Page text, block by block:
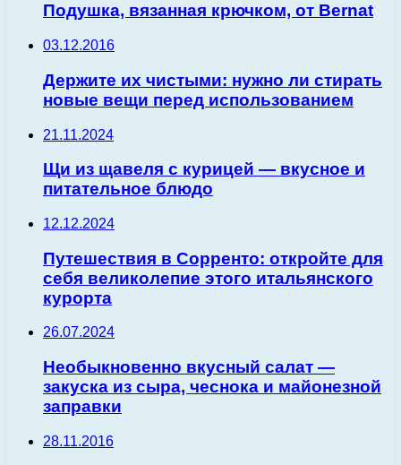
Подушка, вязанная крючком, от Bernat
03.12.2016
Держите их чистыми: нужно ли стирать
новые вещи перед использованием
21.11.2024
Щи из щавеля с курицей — вкусное и
питательное блюдо
12.12.2024
Путешествия в Сорренто: откройте для
себя великолепие этого итальянского
курорта
26.07.2024
Необыкновенно вкусный салат —
закуска из сыра, чеснока и майонезной
заправки
28.11.2016